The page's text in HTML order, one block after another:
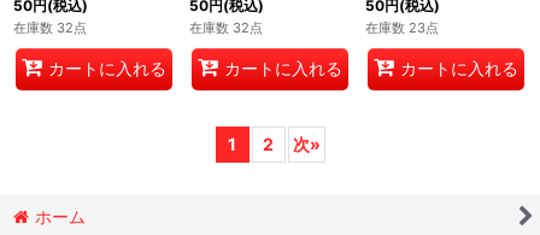
50円(税込)
在庫数 32点
カートに入れる
50円(税込)
在庫数 32点
カートに入れる
50円(税込)
在庫数 23点
カートに入れる
1 2 次»
ホーム